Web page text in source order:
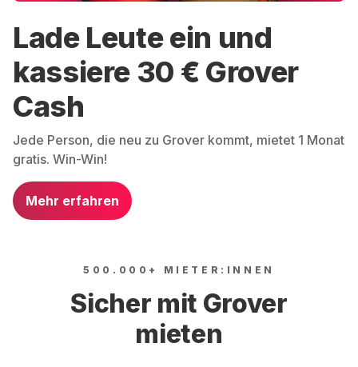
Lade Leute ein und
kassiere 30 € Grover
Cash
Jede Person, die neu zu Grover kommt, mietet 1 Monat
gratis. Win-Win!
Mehr erfahren
500.000+ MIETER:INNEN
Sicher mit Grover
mieten